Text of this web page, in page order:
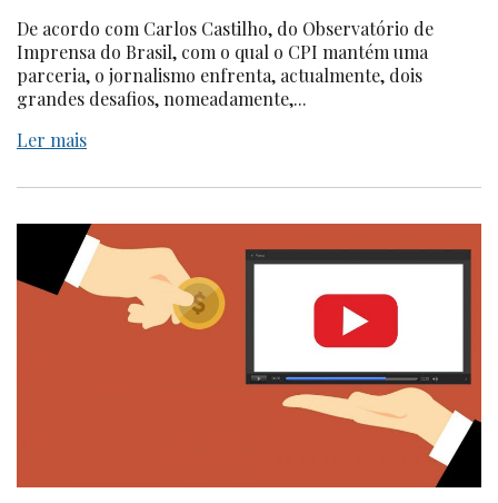
De acordo com Carlos Castilho, do Observatório de
Imprensa do Brasil, com o qual o CPI mantém uma
parceria, o jornalismo enfrenta, actualmente, dois
grandes desafios, nomeadamente,...
Ler mais